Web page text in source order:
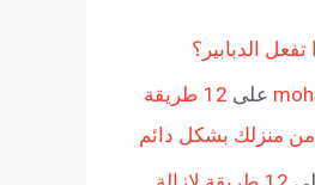
تفعل الدبابير؟
على
12 طريقة
من منزلك بشكل دائم